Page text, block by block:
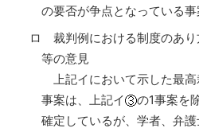
の要否が争点となっている事
ロ 裁判例における制度のあ
等の意見
上記イにおいて示した最
事案は、上記イ
の1事案を
確定しているが、学者、弁